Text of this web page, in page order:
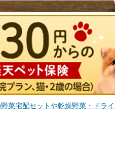
菜宅配セットや乾燥野菜・ドラ